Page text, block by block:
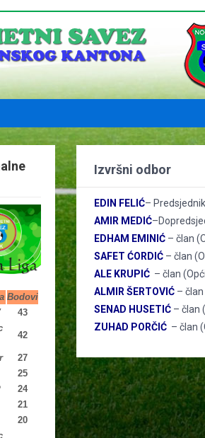
Bodovi
43
42
27
25
24
21
20
Izvršni odbor
EDIN FELIĆ–
AMIR MEDIĆ
EDHAM EMINIĆ – član
SAFET ĆORDIĆ – član
ALE KRUPIĆ – član
ALMIR ŠERTOVIĆ –
SENAD HUSETIĆ – član
ZUHAD PORČIĆ – član